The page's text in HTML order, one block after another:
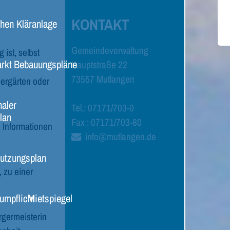
Kläranlage
Bebauungspläne
Mietspiegel
ist, selbst
oder
zu einer
KONTAKT
Gemeindeverwaltung
Hauptstraße 22
73557 Mutlangen
Tel.: 07171/703-0
Fax : 07171/703-80
info@mutlangen.de